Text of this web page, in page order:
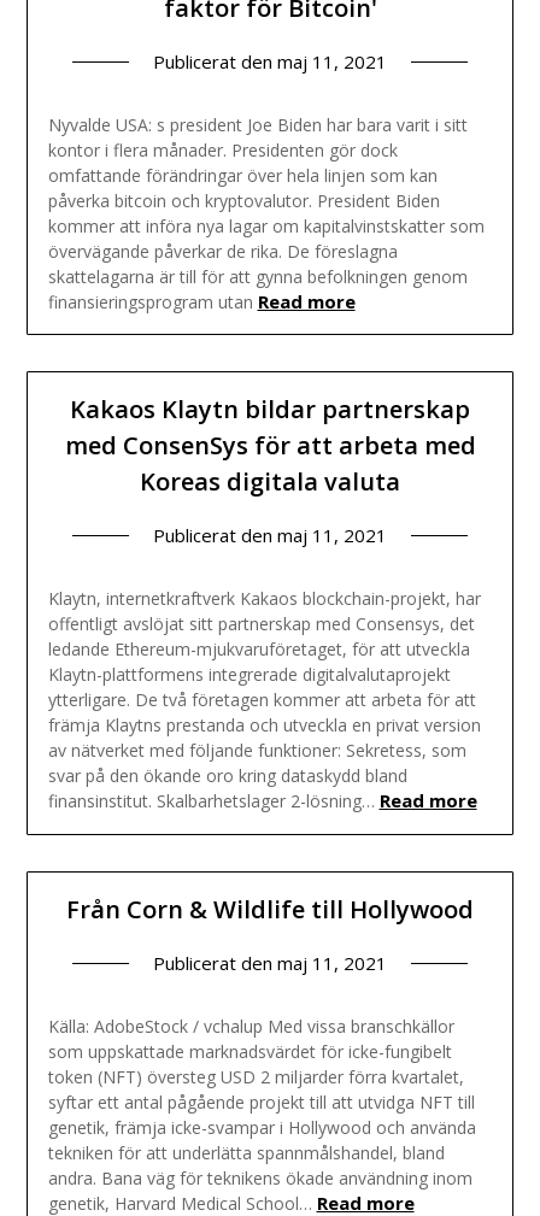
faktor för Bitcoin'
Publicerat den maj 11, 2021
Nyvalde USA: s president Joe Biden har bara varit i sitt
kontor i flera månader. Presidenten gör dock
omfattande förändringar över hela linjen som kan
påverka bitcoin och kryptovalutor. President Biden
kommer att införa nya lagar om kapitalvinstskatter som
övervägande påverkar de rika. De föreslagna
skattelagarna är till för att gynna befolkningen genom
finansieringsprogram utan Read more
Kakaos Klaytn bildar partnerskap
med ConsenSys för att arbeta med
Koreas digitala valuta
Publicerat den maj 11, 2021
Klaytn, internetkraftverk Kakaos blockchain-projekt, har
offentligt avslöjat sitt partnerskap med Consensys, det
ledande Ethereum-mjukvaruföretaget, för att utveckla
Klaytn-plattformens integrerade digitalvalutaprojekt
ytterligare. De två företagen kommer att arbeta för att
främja Klaytns prestanda och utveckla en privat version
av nätverket med följande funktioner: Sekretess, som
svar på den ökande oro kring dataskydd bland
finansinstitut. Skalbarhetslager 2-lösning… Read more
Från Corn & Wildlife till Hollywood
Publicerat den maj 11, 2021
Källa: AdobeStock / vchalup Med vissa branschkällor
som uppskattade marknadsvärdet för icke-fungibelt
token (NFT) översteg USD 2 miljarder förra kvartalet,
syftar ett antal pågående projekt till att utvidga NFT till
genetik, främja icke-svampar i Hollywood och använda
tekniken för att underlätta spannmålshandel, bland
andra. Bana väg för teknikens ökade användning inom
genetik, Harvard Medical School… Read more